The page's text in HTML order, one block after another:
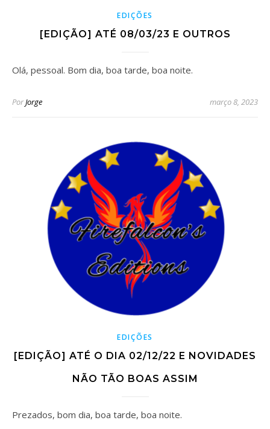
EDIÇÕES
[EDIÇÃO] ATÉ 08/03/23 E OUTROS
Olá, pessoal. Bom dia, boa tarde, boa noite.
PorJorge março 8, 2023
EDIÇÕES
[EDIÇÃO] ATÉ O DIA 02/12/22 E NOVIDADES
NÃO TÃO BOAS ASSIM
Prezados, bom dia, boa tarde, boa noite.